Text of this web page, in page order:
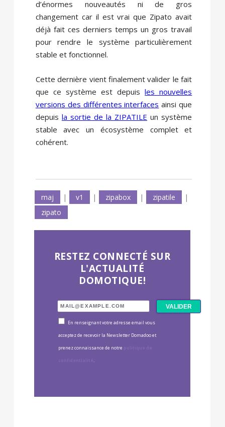
d’énormes nouveautés ni de gros
changement car il est vrai que Zipato avait
déjà fait ces derniers temps un gros travail
pour rendre le système particulièrement
stable et fonctionnel.
Cette dernière vient finalement valider le fait
que ce système est depuisles nouvelles
versions des différentes interfaces ainsi que
depuis la sortie de la ZIPATILE un système
stable avec un écosystème complet et
cohérent.
maj | v1 | zipabox | zipatile
|
zipato
RESTEZ CONNECTÉ SUR
L'ACTUALITÉ
DOMOTIQUE!
En renseignant votre adresse email vous
acceptez de recevoir la Newsletter Domadoo et
prenez connaissance de notre
.